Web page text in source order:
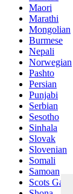
Maori
Marathi
Mongolian
Burmese
Nepali
Norwegian
Pashto
Persian
Punjabi
Serbian
Sesotho
Sinhala
Slovak
Slovenian
Somali
Samoan
Scots Gaelic